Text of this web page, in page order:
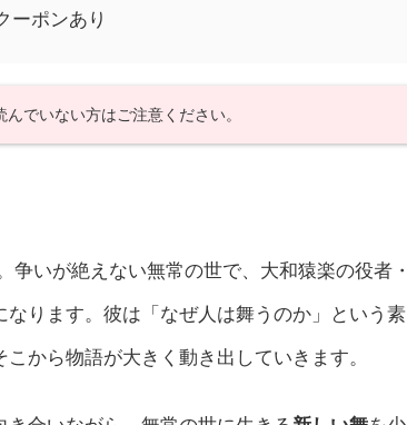
ーポンあり
でいない方はご注意ください。
いが絶えない無常の世で、大和猿楽の役者・
ります。彼は「なぜ人は舞うのか」という素
から物語が大きく動き出していきます。